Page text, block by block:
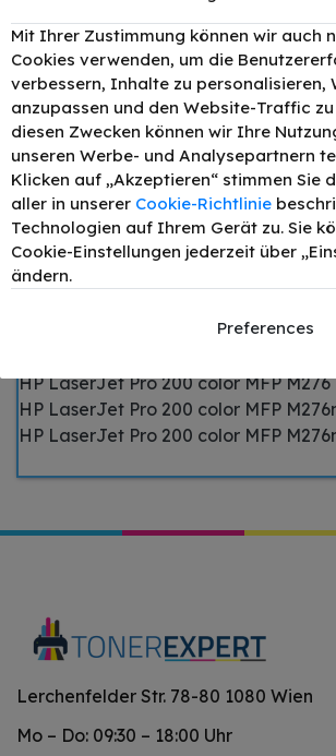
Preis inkl. MwSt. zzgl.
Passend für Beschreibung
Produktdetails
HP Color LaserJet
HP LaserJet Pro 200 color M251n
HP LaserJet Pro 200 color MFP M276
HP LaserJet Pro 200 color MFP
HP LaserJet Pro 200 color MFP
Lerchenfelder Str. 78-80 1080 Wien
Mo – Do: 09:30 – 18:00 Uhr
Mit Ihrer Zustimmung können wir auch
Cookies verwenden, um die
verbessern, Inhalte zu personalisieren,
anzupassen und den Website-Traffic
diesen Zwecken können wir Ihre
unseren Werbe- und Analysepartnern
Klicken auf „Akzeptieren“ stimmen Sie
aller in unserer Cookie-Richtlinie
Technologien auf Ihrem Gerät zu. Sie
Cookie-Einstellungen jederzeit über
ändern.
Preferences